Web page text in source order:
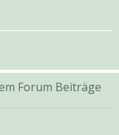
Forum Beiträge